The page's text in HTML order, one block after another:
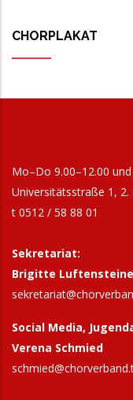
CHORPLAKAT
Mo–Do 9.00–12.00
Universitätsstraße 1,
t 0512 / 58 88 01
Sekretariat:
Brigitte
Social Media,
Verena Schmied